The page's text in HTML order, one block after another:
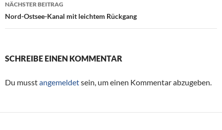
NÄCHSTER BEITRAG
Nord-Ostsee-Kanal mit leichtem Rückgang
SCHREIBE EINEN KOMMENTAR
Du musstangemeldetsein, um einen Kommentar abzugeben.